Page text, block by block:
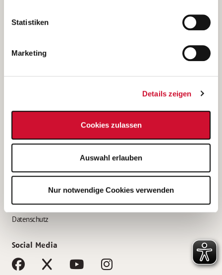
unsererDatenschutzerklärung
Statistiken
Marketing
Details zeigen
Cookies zulassen
Auswahl erlauben
Nur notwendige Cookies verwenden
(Ein Tochterunternehmen des AWO Bezirksverbandes Unterfranken
e.V.)
Bewerbung als Altenpflegehelfer*in
Bewerbung als Erzieher*in
AWO Gliederungen nach Bundesland
Impressum
Datenschutz
Social Media